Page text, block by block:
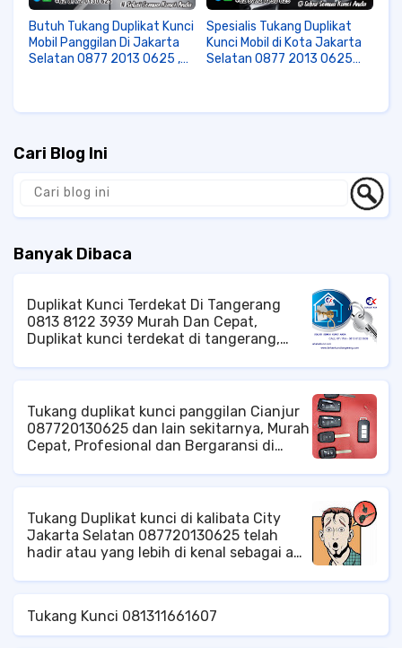
Butuh Tukang Duplikat Kunci
Mobil Panggilan Di Jakarta
Selatan 0877 2013 0625 ,
Spesialis Tukang Duplikat
Kunci Mobil di Kota Jakarta
Selatan 0877 2013 0625
Cari Blog Ini
Banyak Dibaca
Duplikat Kunci Terdekat Di Tangerang
0813 8122 3939 Murah Dan Cepat,
Duplikat kunci terdekat di tangerang,
kunci brankas di tangerang, service
brankas panggilan di tangerang, DLL.
Tukang duplikat kunci panggilan Cianjur
087720130625 dan lain sekitarnya, Murah
Cepat, Profesional dan Bergaransi di
Tingkat Kelurahan Cianjur Ahli Kunci di
Cianjur, Jasa Kunci di Cianjur, Tukang
Kunci di Cianjur, Spesialis Kunci di
Cianjur, Tukang Duplikat Kunci di Cianjur,
Service Kunci di Cianjur, Duplikat Kunci di
Duplikat Kunci di Cianjur,
Tukang Duplikat kunci di kalibata City
Jakarta Selatan 087720130625 telah
hadir atau yang lebih di kenal sebagai ahli
profesional dan terpercaya akan dengan
senang hati untuk membantu anda.
Tukang Kunci 081311661607